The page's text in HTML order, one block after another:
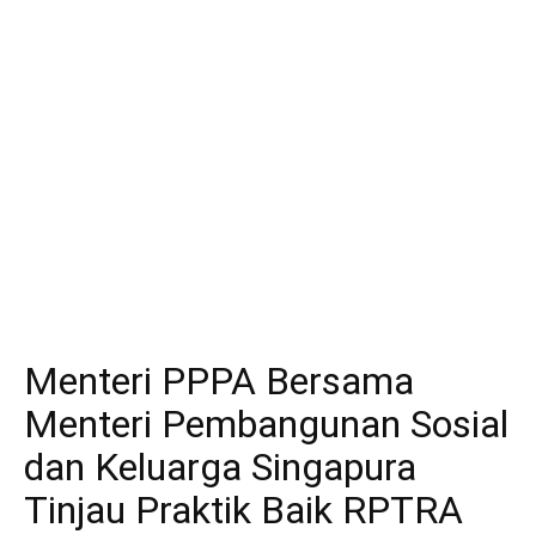
Menteri PPPA Bersama
Menteri Pembangunan Sosial
dan Keluarga Singapura
Tinjau Praktik Baik RPTRA